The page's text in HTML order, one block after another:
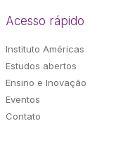
Acesso rápido
Instituto Américas
Estudos abertos
Ensino e Inovação
Eventos
Contato